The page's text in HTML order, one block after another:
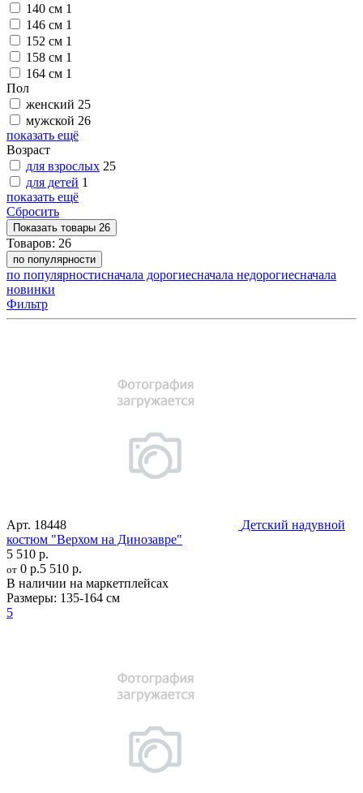
140 см 1
146 см 1
152 см 1
158 см 1
164 см 1
Пол
женский 25
мужской 26
показать ещё
Возраст
для взрослых 25
для детей 1
показать ещё
Сбросить
Показать товары 26
Товаров: 26
по популярности
по популярностисначала дорогиесначала недорогиесначала
новинки
Фильтр
Арт. 18448
Детский надувной
костюм "Верхом на Динозавре"
5 510 р.
от 0 р.5 510 р.
В наличии на маркетплейсах
Размеры: 135-164 см
5